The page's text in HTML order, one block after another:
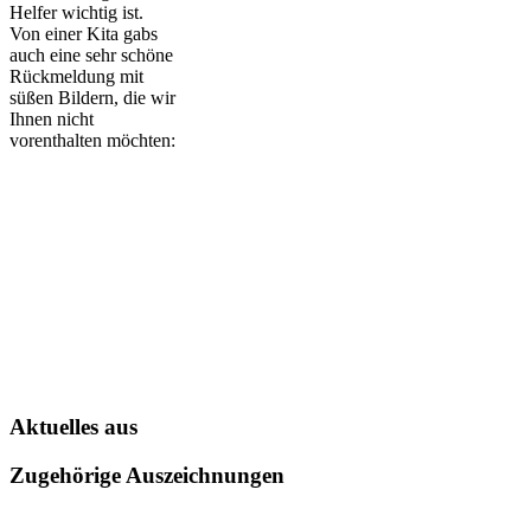
Helfer wichtig ist.
Von einer Kita gabs
auch eine sehr schöne
Rückmeldung mit
süßen Bildern, die wir
Ihnen nicht
vorenthalten möchten:
Aktuelles aus
Zugehörige Auszeichnungen